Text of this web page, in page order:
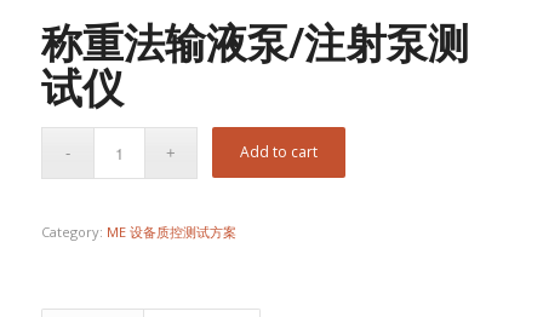
称重法输液泵/注射泵测
试仪
Add to cart
Category: ME 设备质控测试方案